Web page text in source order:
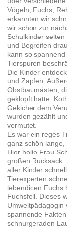
Vögeln, Fuchs,
erkannten wir
wir schon zur
Schulkinder
und Begreifen
kann so spannend
Tierspuren
Die Kinder
und Zapfen.
Obstbaumästen,
geklopft hatte.
Gekicher dem
wurden gezählt
vermutet.
Es war ein reges
ganz schön lange,
Hier holte Frau
großen Rucksack.
aller Kinder
Tierexperten
lebendigen Fuchs
Fuchsfell. Dieses
Umweltpädagogin
spannende
schnurgeraden